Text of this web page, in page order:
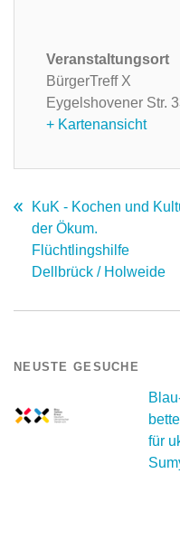
Veranstaltungsort
BürgerTreff X
Eygelshovener Str.
+ Kartenansicht
KuK - Kochen und
der Ökum.
Flüchtlingshilfe
Dellbrück / Holweide
NEUSTE GESUCHE
für